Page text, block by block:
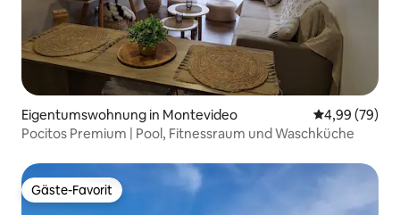
Eigentumswohnung in Montevideo
4,99 (79)
Pocitos Premium | Pool, Fitnessraum und Waschküche
Gäste-Favorit
Gäste-Favorit